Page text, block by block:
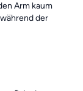
Arm kaum
der